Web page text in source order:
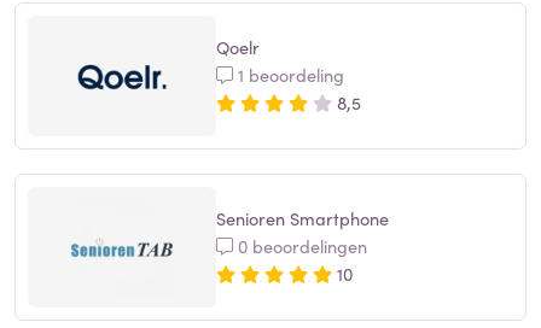
Qoelr
1 beoordeling
8,5
Senioren Smartphone
0 beoordelingen
10